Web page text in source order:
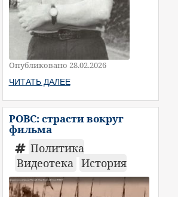
Опубликовано 28.02.2026
ЧИТАТЬ ДАЛЕЕ
РОВС: страсти вокруг
фильма
Политика
Видеотека История